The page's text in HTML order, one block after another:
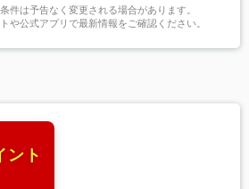
件は予告なく変更される場合があります。
や公式アプリで最新情報をご確認ください。
ント